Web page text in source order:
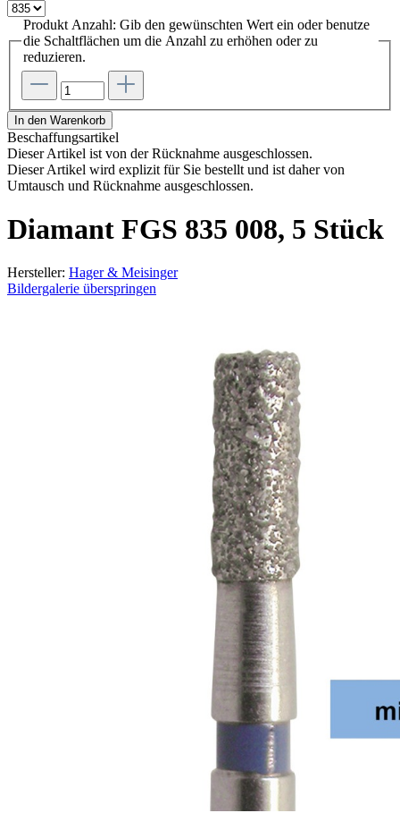
Produkt Anzahl: Gib den gewünschten Wert ein oder benutze
die Schaltflächen um die Anzahl zu erhöhen oder zu
reduzieren.
In den Warenkorb
Beschaffungsartikel
Dieser Artikel ist von der Rücknahme ausgeschlossen.
Dieser Artikel wird explizit für Sie bestellt und ist daher von
Umtausch und Rücknahme ausgeschlossen.
Diamant FGS 835 008, 5 Stück
Hersteller: Hager & Meisinger
Bildergalerie überspringen